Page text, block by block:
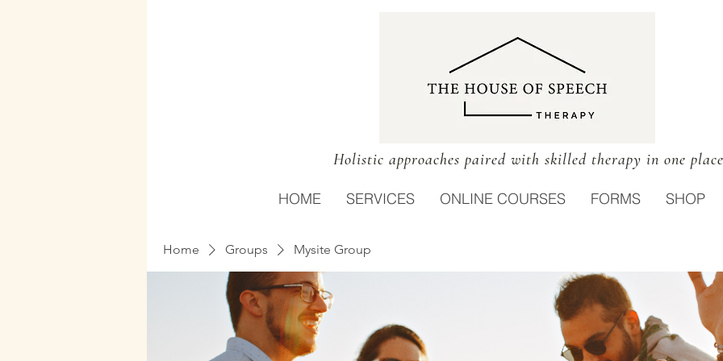
Holistic approaches paired with skilled therapy in one
HOME SERVICES ONLINE COURSES FORMS SHOP
Home Groups Mysite Group